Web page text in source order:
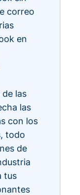
correo
en
las
las
con los
todo
de
tus